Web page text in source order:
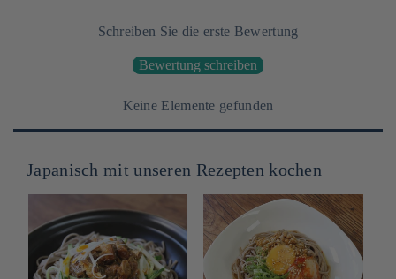
Schreiben Sie die erste Bewertung
Bewertung schreiben
Keine Elemente gefunden
Japanisch mit unseren Rezepten kochen